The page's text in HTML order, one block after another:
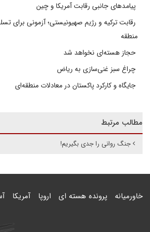
پیامدهای جانبی رقابت آمریکا و چین
رقابت ترکیه و رژیم صهیونیستی؛ آزمونی برای
منطقه
حجاز هسته‌ای نخواهد شد
چراغ سبز غنی‌سازی به ریاض
جایگاه و کارکرد پاکستان در معادلات منطقه‌ای
مطالب مرتبط
جنگ روانی را جدی بگیریم!
خاورمیانه پرونده هسته ای اروپا آمریکا